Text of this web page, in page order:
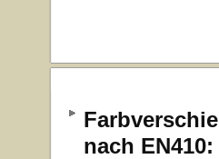
nach EN410: